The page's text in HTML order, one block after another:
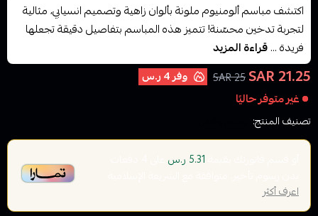
اكتشف مباسم ألومنيوم ملونة بألوان زاهية وتصميم انسيابي، مثالية
لتجربة تدخين محسّنة! تتميز هذه المباسم بتفاصيل دقيقة تجعلها
فريدة ...قراءة المزيد
21.25 SAR
25 SAR وفر4 ر.س
غير متوفر حاليًا
تصنيف المنتج:
5.31 ر.س
اعرف أكثر